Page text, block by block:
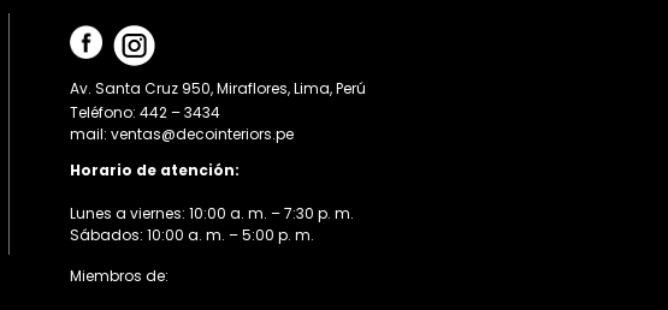
Av. Santa Cruz 950, Miraflores, Lima, Perú
Teléfono: 442 – 3434
mail: ventas@decointeriors.pe
Horario de atención:
Lunes a viernes: 10:00 a. m. – 7:30 p. m.
Sábados: 10:00 a. m. – 5:00 p. m.
Miembros de: